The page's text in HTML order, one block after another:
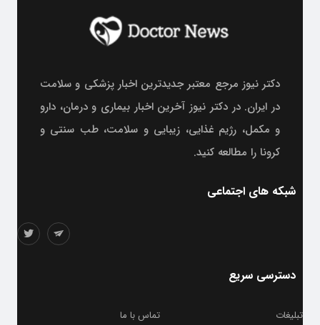
دکتر نیوز مرجع معتبر جدیدترین اخبار پزشکی و سلامت
در ایران. در دکتر نیوز آخرین اخبار بیماری و درمان، دارو
و مکمل، رژیم غذایی، زیبایی و سلامت، طب سنتی و
کرونا را مطالعه کنید.
شبکه های اجتماعی
دسترسی سریع
تبلیغات تماس با ما